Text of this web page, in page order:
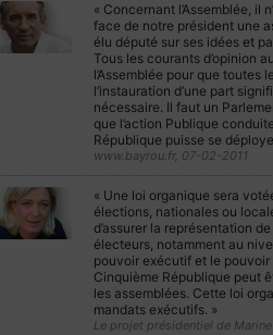
« Concernant l’Assemblée, il
face de notre président une
élu député sur ses idées et
Tous les courants d’opinion
l’Assemblée pour que toutes
l’instauration d’une part
nécessaire. Il faut un
que l’action Publique
République puisse se
www.bayrou.fr, 07-02-2011
« Une loi organique sera
élections, nationales ou
d’assurer la représentation
électeurs, notamment au
pouvoir exécutif et le
Cinquième République peut
les assemblées. Cette loi
mandats exécutifs. »
Le projet présidentiel de Marine